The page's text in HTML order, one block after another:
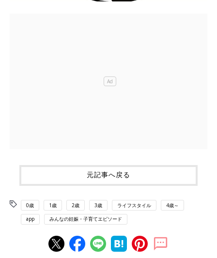
元記事へ戻る
0歳 1歳 2歳 3歳 ライフスタイル 4歳～
app みんなの妊娠・子育てエピソード